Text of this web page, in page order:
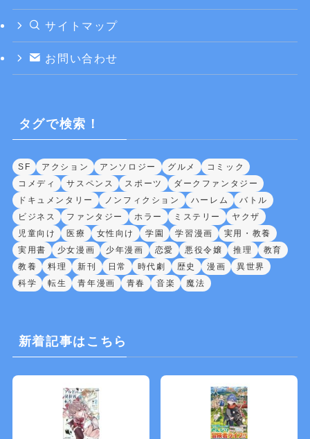
サイトマップ
お問い合わせ
タグで検索！
SF アクション アンソロジー グルメ
コミック
コメディ
サスペンス スポーツ
ダークファンタジー
ドキュメンタリー
ノンフィクション ハーレム
バトル
ビジネス
ファンタジー ホラー ミステリー
ヤクザ
児童向け
医療 女性向け 学園 学習漫画
実用・教養
実用書
少女漫画 少年漫画 恋愛 悪役令嬢 推理
教育
教養
料理 新刊 日常 時代劇 歴史 漫画
異世界
科学
転生 青年漫画 青春 音楽 魔法
新着記事はこちら